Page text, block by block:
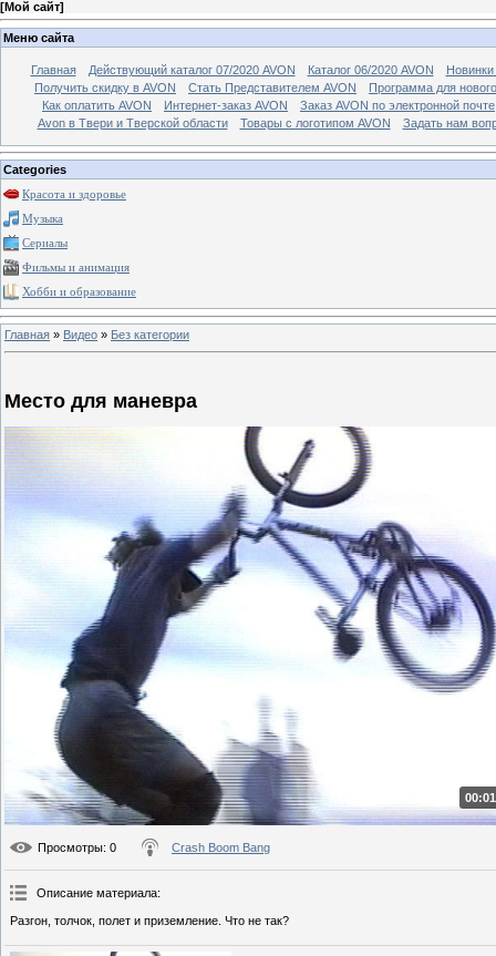
[Мой сайт]
Меню сайта
Главная Действующий каталог 07/2020 AVON Каталог 06/2020 AVON
Новинки
Получить скидку в AVON
Стать Представителем AVON
Программа для
Как оплатить AVON
Интернет-заказ AVON
Заказ AVON по электронной почте
Avon в Твери и Тверской области
Товары с логотипом AVON Задать нам
Categories
Красота и здоровье
Музыка
Сериалы
Фильмы и анимация
Хобби и образование
Главная » Видео » Без категории
Место для маневра
Просмотры: 0 Crash Boom Bang
Описание материала:
Разгон, толчок, полет и приземление. Что не так?